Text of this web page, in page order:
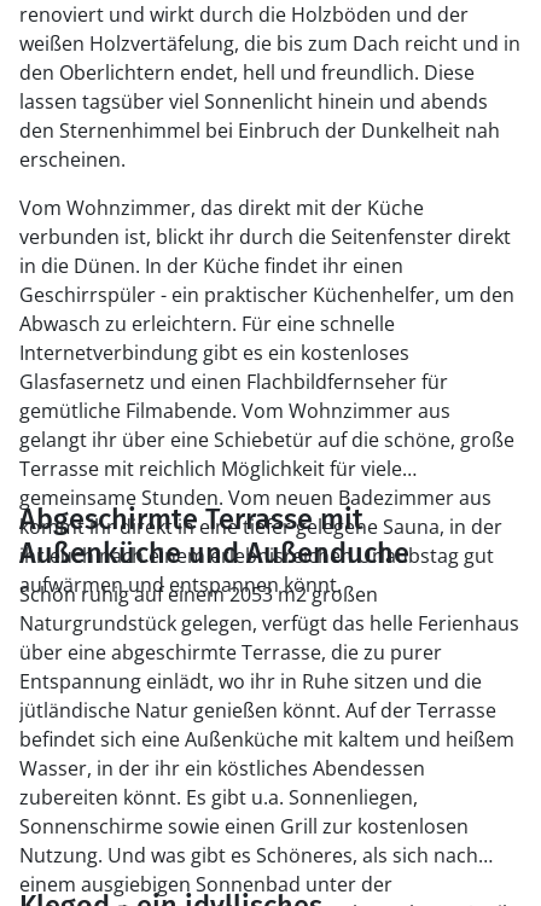
renoviert und wirkt durch die Holzböden und der
weißen Holzvertäfelung, die bis zum Dach reicht und in
den Oberlichtern endet, hell und freundlich. Diese
lassen tagsüber viel Sonnenlicht hinein und abends
den Sternenhimmel bei Einbruch der Dunkelheit nah
erscheinen.
Vom Wohnzimmer, das direkt mit der Küche
verbunden ist, blickt ihr durch die Seitenfenster direkt
in die Dünen. In der Küche findet ihr einen
Geschirrspüler - ein praktischer Küchenhelfer, um den
Abwasch zu erleichtern. Für eine schnelle
Internetverbindung gibt es ein kostenloses
Glasfasernetz und einen Flachbildfernseher für
gemütliche Filmabende. Vom Wohnzimmer aus
gelangt ihr über eine Schiebetür auf die schöne, große
Terrasse mit reichlich Möglichkeit für viele
gemeinsame Stunden. Vom neuen Badezimmer aus
kommt ihr direkt in eine tiefer gelegene Sauna, in der
ihr euch nach einem erlebnisreichen Urlaubstag gut
aufwärmen und entspannen könnt.
Abgeschirmte Terrasse mit
Außenküche und Außenduche
Schön ruhig auf einem 2053 m2 großen
Naturgrundstück gelegen, verfügt das helle Ferienhaus
über eine abgeschirmte Terrasse, die zu purer
Entspannung einlädt, wo ihr in Ruhe sitzen und die
jütländische Natur genießen könnt. Auf der Terrasse
befindet sich eine Außenküche mit kaltem und heißem
Wasser, in der ihr ein köstliches Abendessen
zubereiten könnt. Es gibt u.a. Sonnenliegen,
Sonnenschirme sowie einen Grill zur kostenlosen
Nutzung. Und was gibt es Schöneres, als sich nach
einem ausgiebigen Sonnenbad unter der